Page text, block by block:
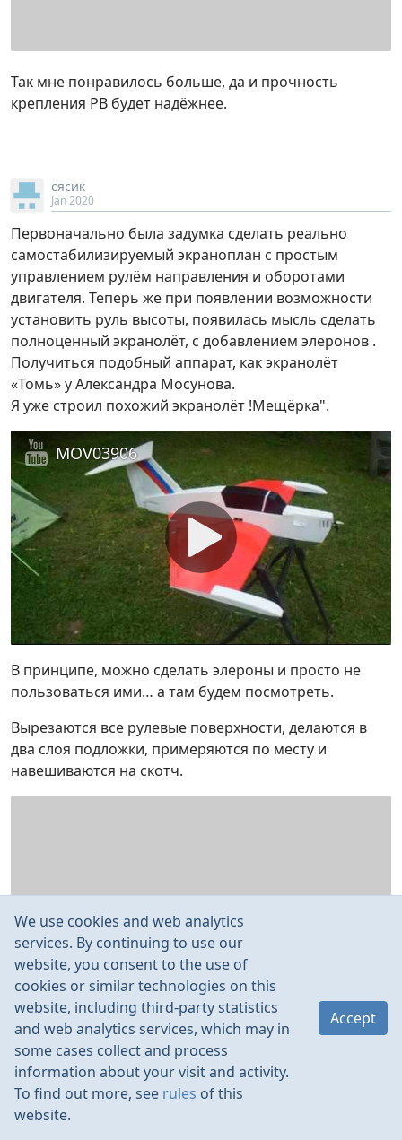
Так мне понравилось больше, да и прочность
крепления РВ будет надёжнее.
сясик
Jan 2020
Первоначально была задумка сделать реально
самостабилизируемый экраноплан с простым
управлением рулём направления и оборотами
двигателя. Теперь же при появлении возможности
установить руль высоты, появилась мысль сделать
полноценный экранолёт, с добавлением элеронов .
Получиться подобный аппарат, как экранолёт
«Томь» у Александра Мосунова.
Я уже строил похожий экранолёт !Мещёрка".
MOV03906
В принципе, можно сделать элероны и просто не
пользоваться ими… а там будем посмотреть.
Вырезаются все рулевые поверхности, делаются в
два слоя подложки, примеряются по месту и
навешиваются на скотч.
We use cookies and web analytics
services. By continuing to use our
website, you consent to the use of
cookies or similar technologies on this
website, including third-party statistics
and web analytics services, which may in
some cases collect and process
information about your visit and activity.
To find out more, see rules of this
website.
Accept